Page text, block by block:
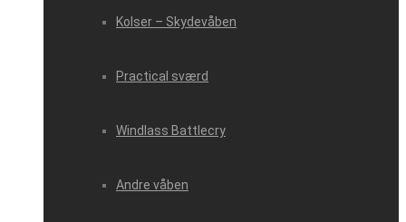
Kolser – Skydevåben
Practical sværd
Windlass Battlecry
Andre våben